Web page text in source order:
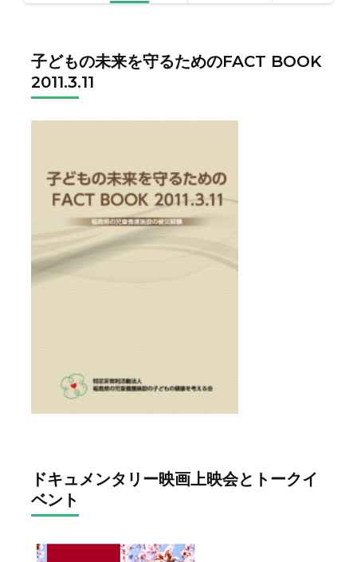
ー
ジ
送
ジ ジ
子どもの未来を守るためのFACT BOOK
2011.3.11
ドキュメンタリー映画上映会とトークイ
ベント